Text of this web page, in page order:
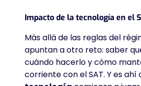
Impacto de la tecnología en el
Más allá de las reglas del
apuntan a otro reto: saber
cuándo hacerlo y cómo
corriente con el SAT. Y es ahí